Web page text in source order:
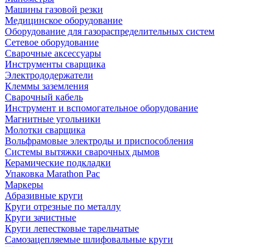
Машины газовой резки
Медицинское оборудование
Оборудование для газораспределительных систем
Сетевое оборудование
Сварочные аксессуары
Инструменты сварщика
Электрододержатели
Клеммы заземления
Сварочный кабель
Инструмент и вспомогательное оборудование
Магнитные угольники
Молотки сварщика
Вольфрамовые электроды и приспособления
Системы вытяжки сварочных дымов
Керамические подкладки
Упаковка Marathon Pac
Маркеры
Абразивные круги
Круги отрезные по металлу
Круги зачистные
Круги лепестковые тарельчатые
Самозацепляемые шлифовальные круги